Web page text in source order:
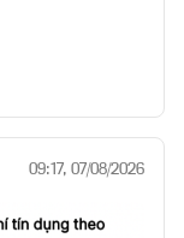
09:17, 07/08/2026